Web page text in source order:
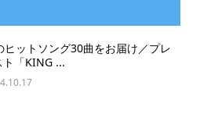
ヒットソング30曲をお届け／プレ
ト「KING ...